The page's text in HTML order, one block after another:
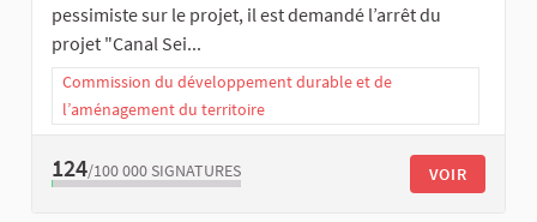
pessimiste sur le projet, il est demandé l’arrêt du
projet "Canal Sei...
Commission du développement durable et de
l’aménagement du territoire
124/100 000 SIGNATURES VOIR